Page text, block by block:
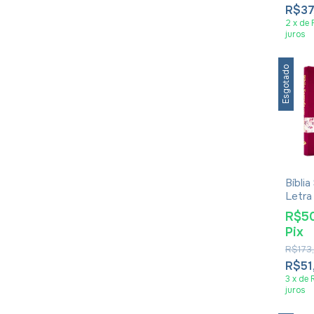
2 x de
juros
Esgotado
Bíblia
Letra
Zíper
Pix
3 x de
juros